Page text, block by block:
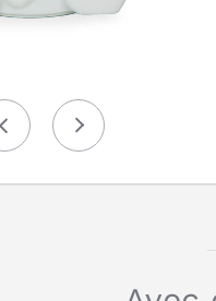
PrécédentSuivant